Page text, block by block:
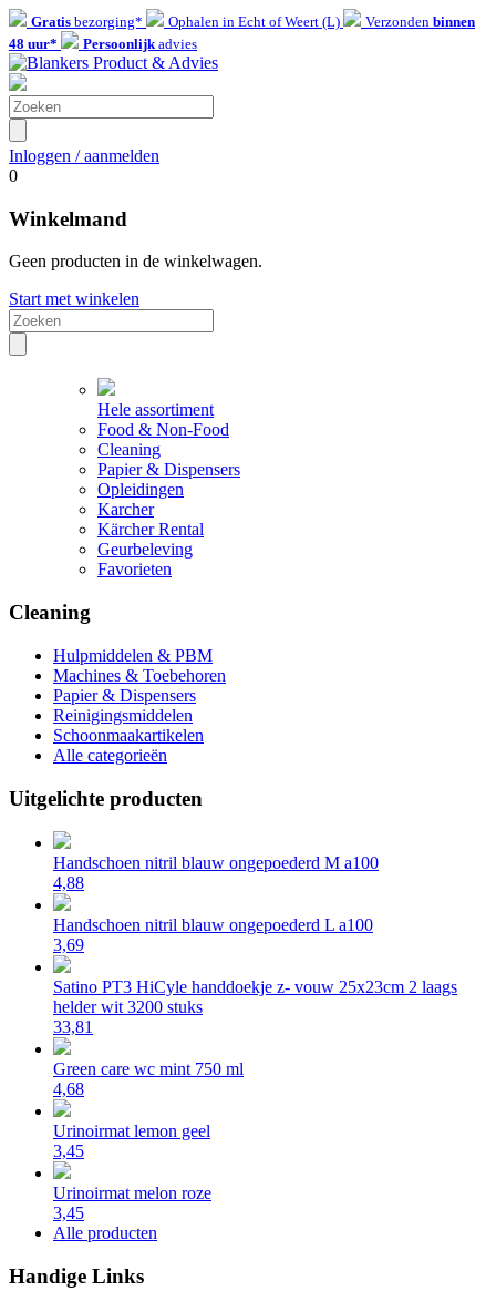
Gratis bezorging* Ophalen in Echt of Weert (L) Verzonden binnen
48 uur*
Persoonlijkadvies
Inloggen / aanmelden
0
Winkelmand
Geen producten in de winkelwagen.
Start met winkelen
Hele assortiment
Food & Non-Food
Cleaning
Papier & Dispensers
Opleidingen
Karcher
Kärcher Rental
Geurbeleving
Favorieten
Cleaning
Hulpmiddelen & PBM
Machines & Toebehoren
Papier & Dispensers
Reinigingsmiddelen
Schoonmaakartikelen
Alle categorieën
Uitgelichte producten
Handschoen nitril blauw ongepoederd M a100
4,88
Handschoen nitril blauw ongepoederd L a100
3,69
Satino PT3 HiCyle handdoekje z- vouw 25x23cm 2 laags
helder wit 3200 stuks
33,81
Green care wc mint 750 ml
4,68
Urinoirmat lemon geel
3,45
Urinoirmat melon roze
3,45
Alle producten
Handige Links